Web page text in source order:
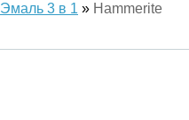
Эмаль 3 в 1 » Hammerite